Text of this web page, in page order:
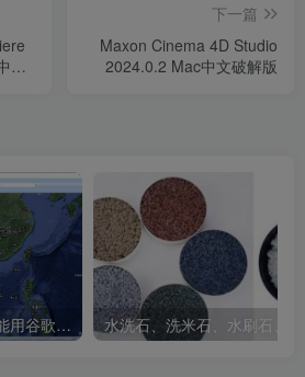
文
下一篇
Maxon Cinema 4D Studio
2024.0.2 Mac中文破解版
奥维2021版本以后不能用谷歌地图？最新解决办法苹果安卓电脑